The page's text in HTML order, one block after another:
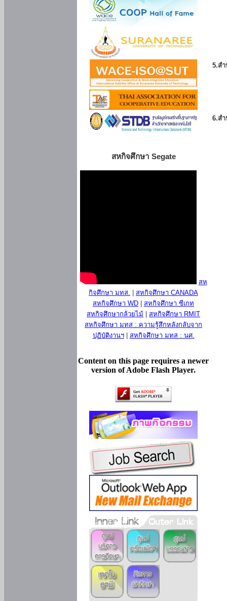
สหกิจศึกษา Segate
สห
กิจศึกษา มทส.
สหกิจศึกษา CANADA
สหกิจศึกษา WD
สหกิจศึกษา ซีเกท
สหกิจศึกษากล้วยไม้
สหกิจศึกษา RMIT
สหกิจศึกษา มทส : ความรู้สึกหลังกลับจาก
ปฏิบัติงานฯ| สหกิจศึกษา มทส : นศ.
Content on this page requires a newer
version of Adobe Flash Player.
5.ส
6.ส